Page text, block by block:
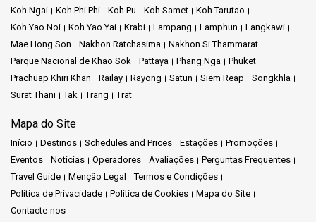
Koh Ngai
Koh Phi Phi Koh Pu Koh Samet
Koh Tarutao
Koh Yao Noi
Koh Yao Yai Krabi Lampang Lamphun
Langkawi
Mae Hong Son
Nakhon Ratchasima
Nakhon Si Thammarat
Parque Nacional de Khao Sok
Pattaya Phang Nga
Phuket
Prachuap Khiri Khan
Railay Rayong Satun Siem Reap
Songkhla
Surat Thani
Tak Trang Trat
Mapa do Site
Início Destinos Schedules and Prices Estações
Promoções
Eventos
Notícias Operadores Avaliações
Perguntas Frequentes
Travel Guide
Menção Legal
Termos e Condições
Política de Privacidade
Política de Cookies
Mapa do Site
Contacte-nos